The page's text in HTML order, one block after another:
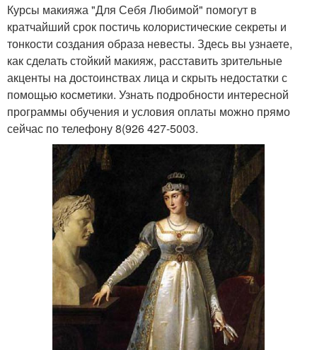
Курсы макияжа "Для Себя Любимой" помогут в
кратчайший срок постичь колористические секреты и
тонкости создания образа невесты. Здесь вы узнаете,
как сделать стойкий макияж, расставить зрительные
акценты на достоинствах лица и скрыть недостатки с
помощью косметики. Узнать подробности интересной
программы обучения и условия оплаты можно прямо
сейчас по телефону 8(926 427-5003.